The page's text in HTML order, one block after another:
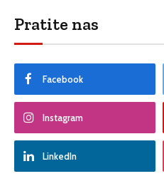
Pratite nas
Facebook
Instagram
LinkedIn